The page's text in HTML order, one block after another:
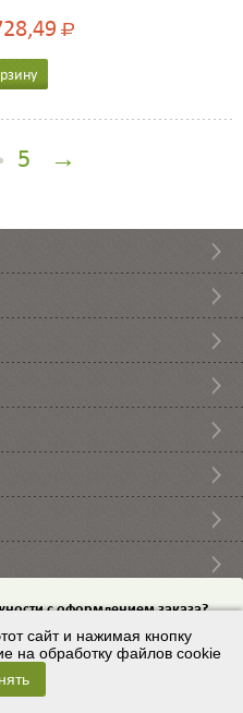
Р
5 →
| Условия использования
– ZAYTSEVS.COM
с оформлением заказа?
оборудования и мы с вами
сайт и нажимая кнопку
на обработку файлов cookie